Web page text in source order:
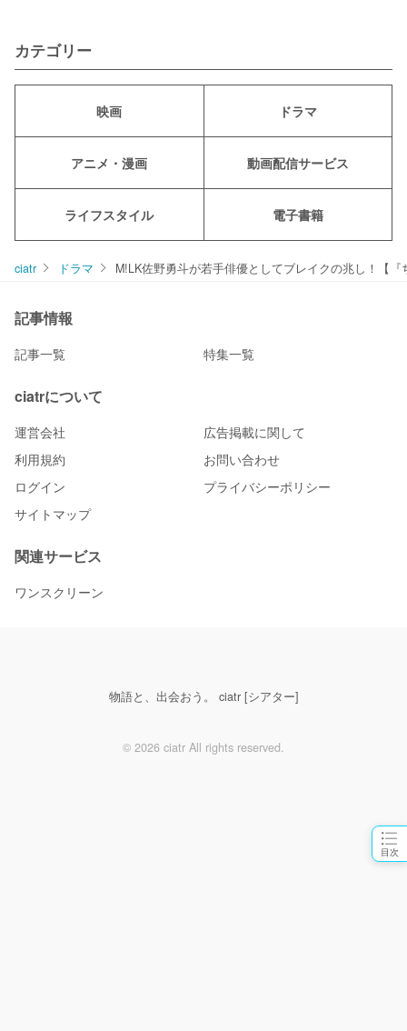
目次
カテゴリー
映画 ドラマ
アニメ・漫画 動画配信サービス
ライフスタイル 電子書籍
ciatr ドラマ M!LK佐野勇斗が若手俳優としてブレイクの兆し！【
記事情報
記事一覧 特集一覧
ciatrについて
運営会社
広告掲載に関して
利用規約
お問い合わせ
ログイン
プライバシーポリシー
サイトマップ
関連サービス
ワンスクリーン
物語と、出会おう。 ciatr [シアター]
© 2026 ciatr All rights reserved.